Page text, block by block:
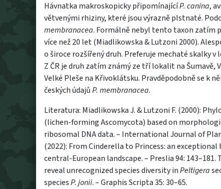
Hávnatka makroskopicky připomínajícíP. canina,
větvenými rhiziny, které jsou výrazně plstnaté.
membranacea. Formálně nebyl tento taxon zatím
více než 20 let (Miadlikowska & Lutzoni 2000).
o široce rozšířený druh. Preferuje mechaté skalky
Z ČR je druh zatím známý ze tří lokalit na Šumavě,
Velké Pleše na Křivoklátsku. Pravděpodobně se k
českých údajůP. membranacea.
Literatura: Miadlikowska J. & Lutzoni F. (2000):
(lichen-forming Ascomycota) based on
ribosomal DNA data. – International Journal of
(2022): From Cinderella to Princess: an
central-European landscape. – Preslia 94: 143–181.
reveal unrecognized species diversity inPeltigera
speciesP. jonii. – Graphis Scripta 35: 30–65.